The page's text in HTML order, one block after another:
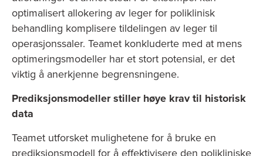
optimalisert allokering av leger for poliklinisk
behandling komplisere tildelingen av leger til
operasjonssaler. Teamet konkluderte med at mens
optimeringsmodeller har et stort potensial, er det
viktig å anerkjenne begrensningene.
Prediksjonsmodeller stiller høye krav til historisk
data
Teamet utforsket mulighetene for å bruke en
prediksjonsmodell for å effektivisere den polikliniske